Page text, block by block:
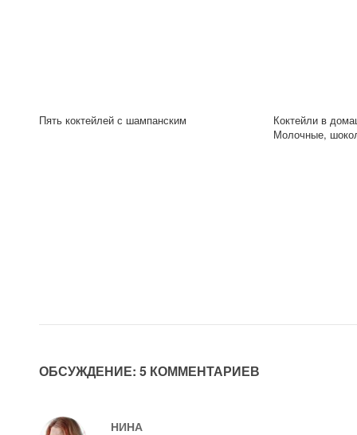
Пять коктейлей с шампанским
Коктейли в
Молочные,
ОБСУЖДЕНИЕ: 5 КОММЕНТАРИЕВ
НИНА